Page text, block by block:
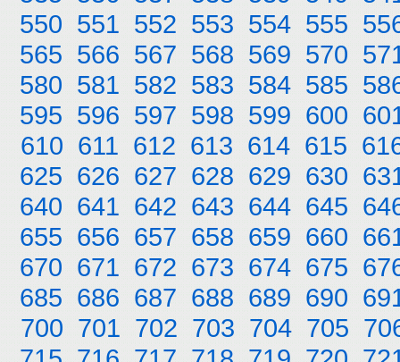
550 551 552 553 554 555
565 566 567 568 569 570
580 581 582 583 584 585
595 596 597 598 599 600
610 611 612 613 614 615
625 626 627 628 629 630
640 641 642 643 644 645
655 656 657 658 659 660
670 671 672 673 674 675
685 686 687 688 689 690
700 701 702 703 704 705